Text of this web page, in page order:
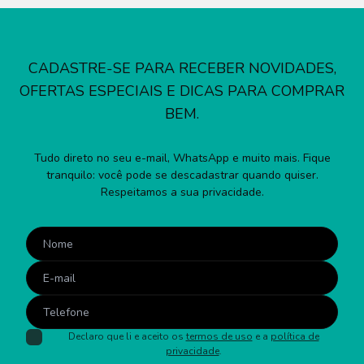
CADASTRE-SE PARA RECEBER NOVIDADES,
OFERTAS ESPECIAIS E DICAS PARA COMPRAR
BEM.
Tudo direto no seu e-mail, WhatsApp e muito mais. Fique
tranquilo: você pode se descadastrar quando quiser.
Respeitamos a sua privacidade.
Declaro que li e aceito os termos de uso e a política de
privacidade.